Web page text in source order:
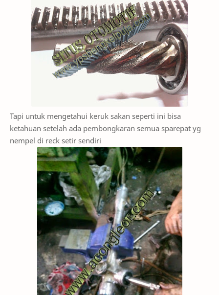
Tapi untuk mengetahui keruk sakan seperti ini bisa
ketahuan setelah ada pembongkaran semua sparepat yg
nempel di reck setir sendiri